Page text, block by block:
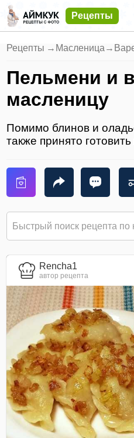
Рецепты
Рецепты → Масленица →
Пельмени и
масленицу
Помимо блинов и
также принято
Rencha1
автор рецепта